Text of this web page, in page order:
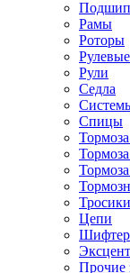
Рамы
Роторы
Рули
Седла
Спицы
Цепи
Прочие